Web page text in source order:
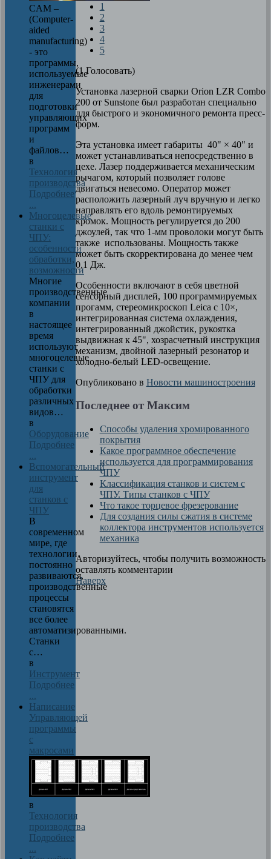
1
2
3
4
5
(1 Голосовать)
Установка лазерной сварки Orion LZR Combo
200 от Sunstone был разработан специально
для быстрого и экономичного ремонта пресс-
форм.
Эта установка имеет габариты 40" × 40" и
может устанавливаться непосредственно в
цехе. Лазер поддерживается механическим
рычагом, который позволяет голове
двигаться невесомо. Оператор может
расположить лазерный луч вручную и легко
направлять его вдоль ремонтируемых
кромок. Мощность регулируется до 200
джоулей, так что 1-мм проволоки могут быть
также использованы. Мощность также
может быть скорректирована до менее чем
0,1 Дж.
Особенности включают в себя цветной
сенсорный дисплей, 100 программируемых
прогамм, стереомикроскоп Leica с 10×,
интегрированная система охлаждения,
интегрированный джойстик, рукоятка
выдвижная к 45", хозрасчетный инструкция
механизм, двойной лазерный резонатор и
холодно-белый LED-освещение.
Опубликовано в Новости машиностроения
Последнее от Максим
Способы удаления хромированного
покрытия
Какое программное обеспечение
используется для программирования
ЧПУ
Классификация станков и систем с
ЧПУ. Типы станков с ЧПУ
Что такое торцевое фрезерование
Для создания силы сжатия в системе
коллектора инструментов используется
механика
Авторизуйтесь, чтобы получить возможность
оставлять комментарии
Наверх
CAM –
(Computer-
aided
manufacturing)
- это
программы,
используемые
инженерами
для
подготовки
управляющих
программ
и
файлов…
в
Технология
производства
Подробнее
...
Многоцелевые
станки с
ЧПУ:
особенности
обработки,
возможности
Многие
производственные
компании
в
настоящее
время
используют
многоцелевые
станки с
ЧПУ для
обработки
различных
видов…
в
Оборудование
Подробнее
...
Вспомогательный
инструмент
для
станков с
ЧПУ
В
современном
мире, где
технологии
постоянно
развиваются,
производственные
процессы
становятся
все более
автоматизированными.
Станки
с…
в
Инструмент
Подробнее
...
Написание
Управляющей
программы
с
макросами
в
Технология
производства
Подробнее
...